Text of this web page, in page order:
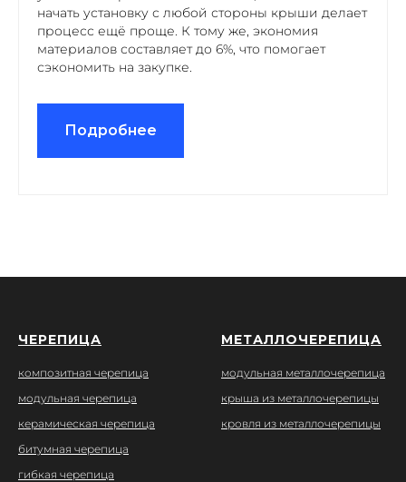
начать установку с любой стороны крыши делает
процесс ещё проще. К тому же, экономия
материалов составляет до 6%, что помогает
сэкономить на закупке.
Подробнее
ЧЕРЕПИЦА
композитная черепица
модульная черепица
керамическая черепица
битумная черепица
гибкая черепица
МЕТАЛЛОЧЕРЕПИЦА
модульная металлочерепица
крыша из металлочерепицы
кровля из металлочерепицы